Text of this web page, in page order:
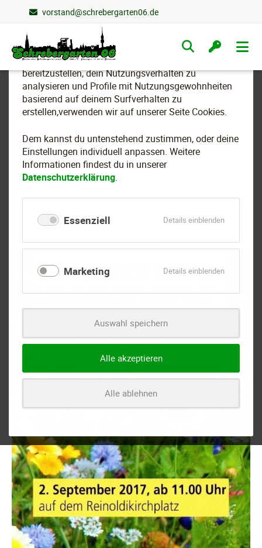
Wir nutzen Cookies
Um essenzielle Funktionen dieser Webseite
bereitzustellen, dein Nutzungsverhalten zu
analysieren und Profile mit Nutzungsgewohnheiten
basierend auf deinem Surfverhalten zu
erstellen,verwenden wir auf unserer Seite Cookies.
Dem kannst du untenstehend zustimmen, oder deine
Einstellungen individuell anpassen. Weitere
Informationen findest du in unserer
Datenschutzerklärung.
Essenziell Details einblendenfür
Marketing Details einblendenfür
Auswahl speichern
Alle akzeptieren
Alle ablehnen
vorstand@schrebergarten06.de
Navigation
überspringen
Tag der grünen Vereine
am Samstag, 2. September
2017, ab 11 Uhr auf dem
Reinoldikirchplatz